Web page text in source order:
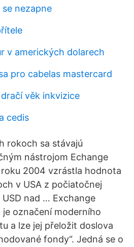
nezapne
v amerických dolarech
pro cabelas mastercard
věk inkvizice
cedis
rokoch sa stávajú
nástrojom Echange
2004 vzrástla hodnota
v USA z počiatočnej
nad … Exchange
je označení moderního
a lze jej přeložit doslova
fondy“. Jedná se o